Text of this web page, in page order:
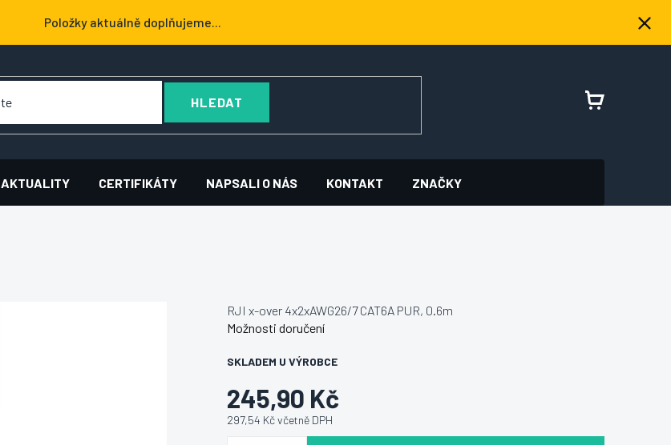
Položky aktuálně doplňujeme...
HLEDAT
NÁKUPNÍ
AKTUALITY CERTIFIKÁTY NAPSALI O NÁS KONTAKT ZNAČKY
245,90 Kč
297,54 Kč včetně DPH
SKLADEM U VÝROBCE
Možnosti doručení
RJI x-over 4x2xAWG26/7 CAT6A PUR, 0.6m